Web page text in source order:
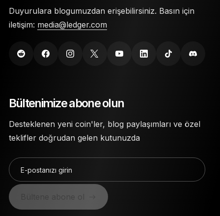
Duyurulara blogumuzdan erişebilirsiniz. Basın için
iletişim: media@ledger.com
Bültenimize abone olun
Desteklenen yeni coin'ler, blog paylaşımları ve özel
teklifler doğrudan gelen kutunuzda
E-postanızı girin